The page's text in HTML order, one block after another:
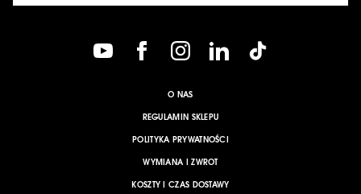
O NAS
REGULAMIN SKLEPU
POLITYKA PRYWATNOŚCI
WYMIANA I ZWROT
KOSZTY I CZAS DOSTAWY